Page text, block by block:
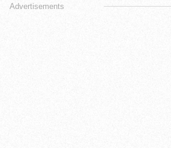
Advertisements